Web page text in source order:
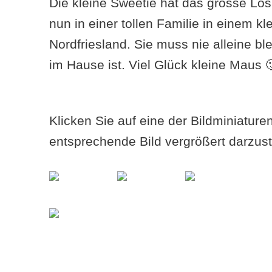
nun in einer tollen Familie in einem
Nordfriesland. Sie muss nie alleine
im Hause ist. Viel Glück kleine Maus
Klicken Sie auf eine der
entsprechende Bild vergrößert